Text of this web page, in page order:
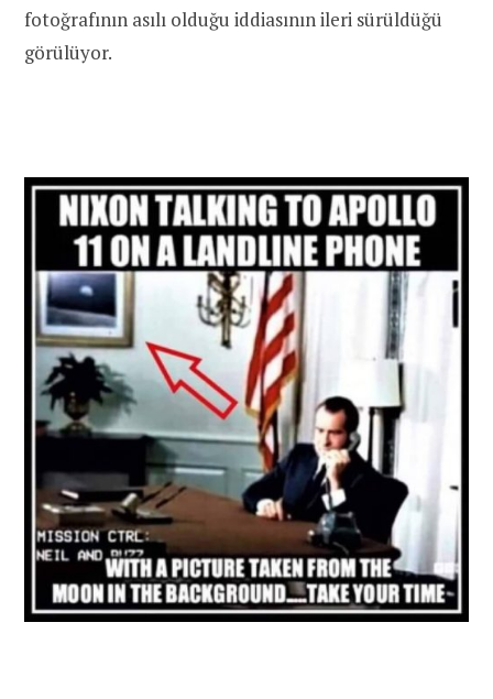
fotoğrafının asılı olduğu iddiasının ileri sürüldüğü
görülüyor.